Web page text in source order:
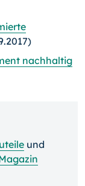
nachhaltig
und